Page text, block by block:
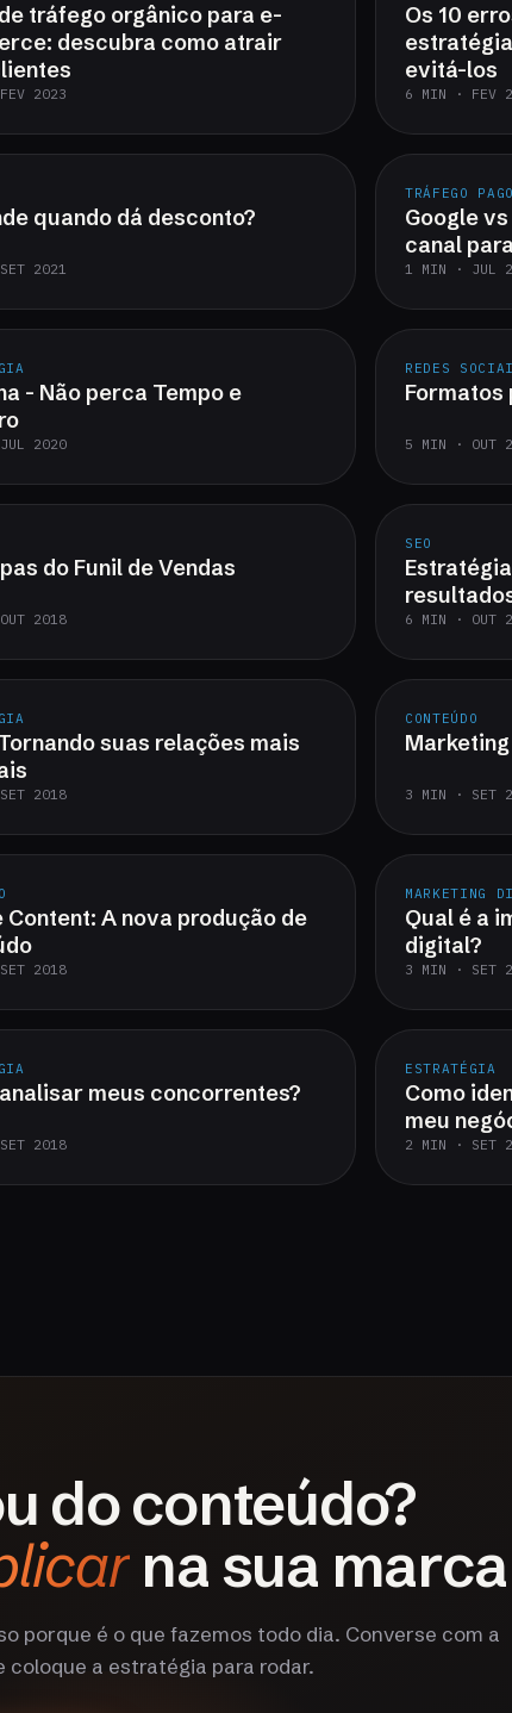
tráfego orgânico para e-
descubra como atrair
2023
Os 10
evitá-los
6 MIN · FEV
quando dá desconto?
2021
TRÁFEGO PAGO
Google
canal
1 MIN · JUL
- Não perca Tempo e
2020
REDES
Formatos
5 MIN · OUT
do Funil de Vendas
2018
SEO
6 MIN · OUT
suas relações mais
2018
CONTEÚDO
3 MIN · SET
Content: A nova produção de
2018
MARKETING
Qual é a
digital?
3 MIN · SET
meus concorrentes?
2018
ESTRATÉGIA
Como
meu
2 MIN · SET
do conteúdo?
na sua marca
porque é o que fazemos todo dia. Converse com a
coloque a estratégia para rodar.